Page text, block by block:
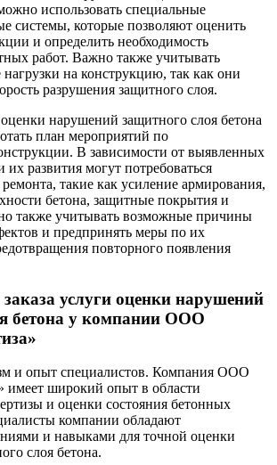
использовать специальные
системы, которые позволяют оценить
и определить необходимость
работ. Важно также учитывать
на конструкцию, так как они
разрушения защитного слоя.
нарушений защитного слоя бетона
план мероприятий по
В зависимости от выявленных
их развития могут потребоваться
такие как усиление армирования,
бетона, защитные покрытия и
также учитывать возможные причины
и предпринять меры по их
повторного появления
услуги оценки нарушений
бетона у компании ООО
и опыт специалистов. Компания ООО
имеет широкий опыт в области
и оценки состояния бетонных
компании обладают
и навыками для точной оценки
слоя бетона.